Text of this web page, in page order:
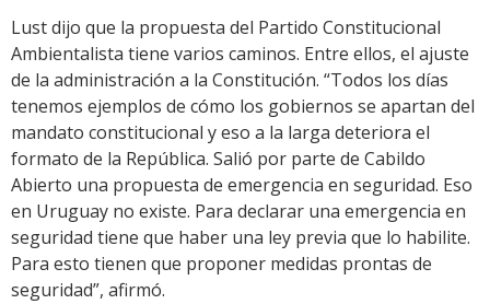
Lust dijo que la propuesta del Partido Constitucional
Ambientalista tiene varios caminos. Entre ellos, el ajuste
de la administración a la Constitución. “Todos los días
tenemos ejemplos de cómo los gobiernos se apartan del
mandato constitucional y eso a la larga deteriora el
formato de la República. Salió por parte de Cabildo
Abierto una propuesta de emergencia en seguridad. Eso
en Uruguay no existe. Para declarar una emergencia en
seguridad tiene que haber una ley previa que lo habilite.
Para esto tienen que proponer medidas prontas de
seguridad”, afirmó.